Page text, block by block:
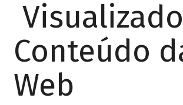
Conteúdo
Web